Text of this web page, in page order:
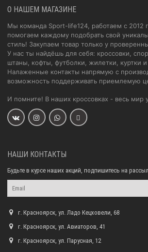
О НАШЕМ МАГАЗИНЕ
Мы команда Sport-life124, работаем с 2012
помогаем каждому подобрать свой
стиль! Закупаем товар только у
У нас ты найдёшь для себя: кроссовки,
штаны, кофты, футболки, жилетки, куртки
Налаженные контакты напрямую с
возможность поддерживать приемлемую
И помните! В наших кроссовках - весь мир
НАШИ КОНТАКТЫ
Будьте в курсе наших акций, подпишитесь на
г. Красноярск, ул. Ладо Кецховели, 68
г. Красноярск, ул. Авиаторов, 41
г. Красноярск, ул. Парусная, 12